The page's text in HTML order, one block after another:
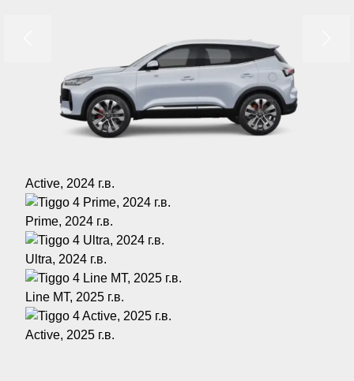
Active, 2024 г.в.
Prime, 2024 г.в.
Ultra, 2024 г.в.
Line MT, 2025 г.в.
Active, 2025 г.в.